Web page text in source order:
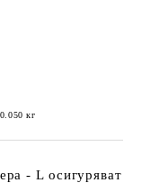
0.050 кг
- L осигуряват